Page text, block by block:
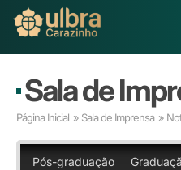
Buscar
Já
Sala de
Página Inicial » Sala de Imprensa »
Pós-graduação